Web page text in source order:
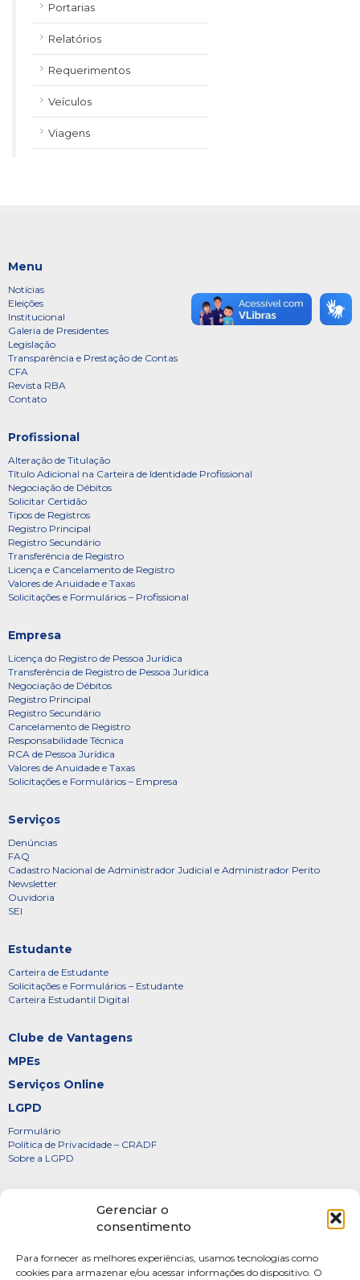
Gerenciar o
consentimento
Para fornecer as melhores experiências, usamos tecnologias como
cookies para armazenar e/ou acessar informações do dispositivo. O
Portarias
Relatórios
Requerimentos
Veículos
Viagens
Menu
Notícias
Eleições
Institucional
Galeria de Presidentes
Legislação
Transparência e Prestação de Contas
CFA
Revista RBA
Contato
Profissional
Alteração de Titulação
Título Adicional na Carteira de Identidade Profissional
Negociação de Débitos
Solicitar Certidão
Tipos de Registros
Registro Principal
Registro Secundário
Transferência de Registro
Licença e Cancelamento de Registro
Valores de Anuidade e Taxas
Solicitações e Formulários – Profissional
Empresa
Licença do Registro de Pessoa Jurídica
Transferência de Registro de Pessoa Jurídica
Negociação de Débitos
Registro Principal
Registro Secundário
Cancelamento de Registro
Responsabilidade Técnica
RCA de Pessoa Jurídica
Valores de Anuidade e Taxas
Solicitações e Formulários – Empresa
Serviços
Denúncias
FAQ
Cadastro Nacional de Administrador Judicial e Administrador Perito
Newsletter
Ouvidoria
SEI
Estudante
Carteira de Estudante
Solicitações e Formulários – Estudante
Carteira Estudantil Digital
Clube de Vantagens
MPEs
Serviços Online
LGPD
Formulário
Política de Privacidade – CRADF
Sobre a LGPD
Diretoria